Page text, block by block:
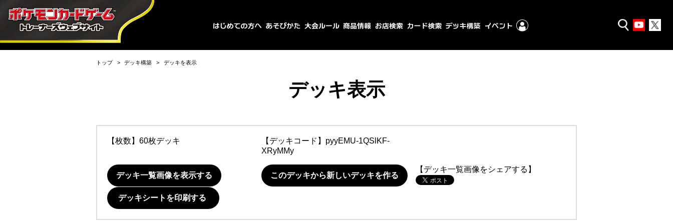
トップ デッキ構築 デッキを表示
デッキ表示
【枚数】60枚デッキ 【デッキコード】 pyyEMU-1QSlKF-
XRyMMy
デッキ一覧画像を表示する このデッキから新しいデッキを作る
【デッキ一覧画像をシェアする】
デッキシートを印刷する